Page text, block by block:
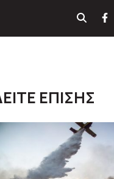
ΕΠΙΣΗΣ